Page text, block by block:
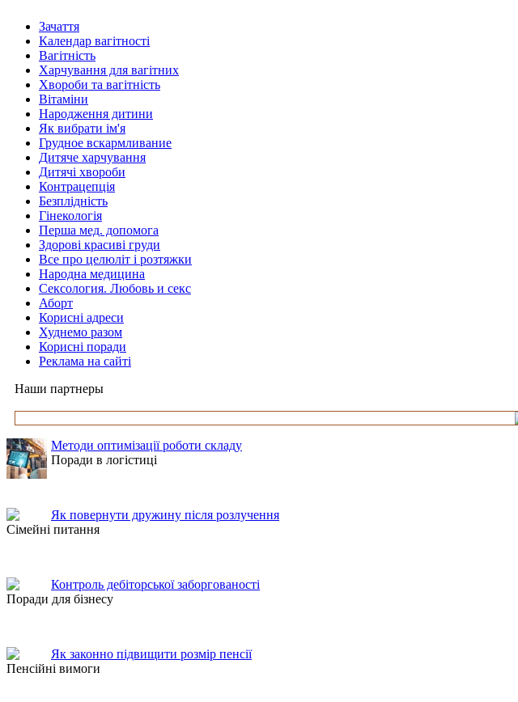
Зачаття
Календар вагітності
Вагітність
Харчування для вагітних
Хвороби та вагітність
Вітаміни
Народження дитини
Як вибрати ім'я
Грудное вскармливание
Дитяче харчування
Дитячі хвороби
Контрацепція
Безплідність
Гінекологія
Перша мед. допомога
Здорові красиві груди
Все про целюліт і розтяжки
Народна медицина
Сексология. Любовь и секс
Аборт
Корисні адреси
Худнемо разом
Корисні поради
Реклама на сайті
Наши партнеры
Методи оптимізації роботи складу
Поради в логістиці
Як повернути дружину після розлучення
Сімейні питання
Контроль дебіторської заборгованості
Поради для бізнесу
Як законно підвищити розмір пенсії
Пенсійні вимоги